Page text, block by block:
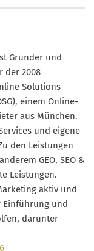
Gründer und
der 2008
Solutions
einem Online-
aus München.
und eigene
den Leistungen
GEO, SEO &
Leistungen.
aktiv und
Einführung und
darunter